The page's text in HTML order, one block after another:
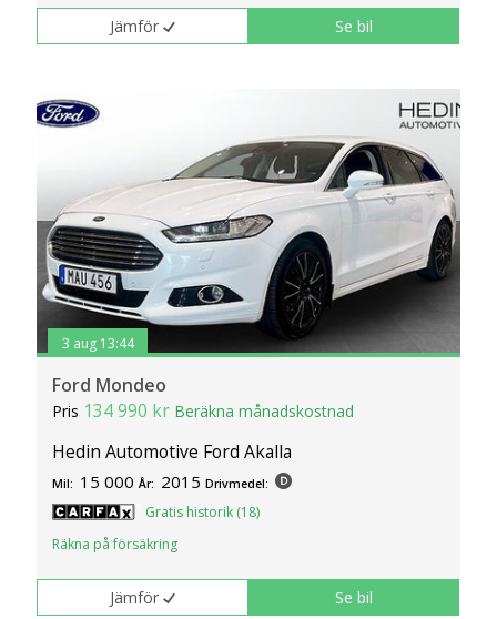
Jämför Se bil
3 aug 13:44
Ford Mondeo
Pris 134 990 kr Beräkna månadskostnad
Hedin Automotive Ford Akalla
Mil: 15 000 År: 2015 Drivmedel:
Gratis historik (18)
Räkna på försäkring
Jämför Se bil